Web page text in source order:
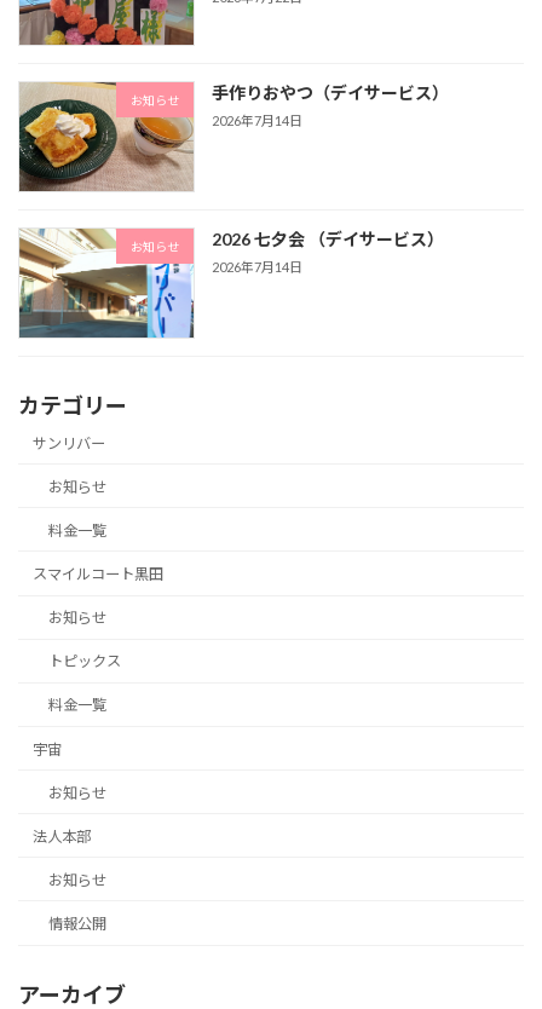
お知らせ 手作りおやつ（デイサービス）
2026年7月14日
お知らせ 2026 七夕会 （デイサービス）
2026年7月14日
カテゴリー
サンリバー
お知らせ
料金一覧
スマイルコート黒田
お知らせ
トピックス
料金一覧
宇宙
お知らせ
法人本部
お知らせ
情報公開
アーカイブ